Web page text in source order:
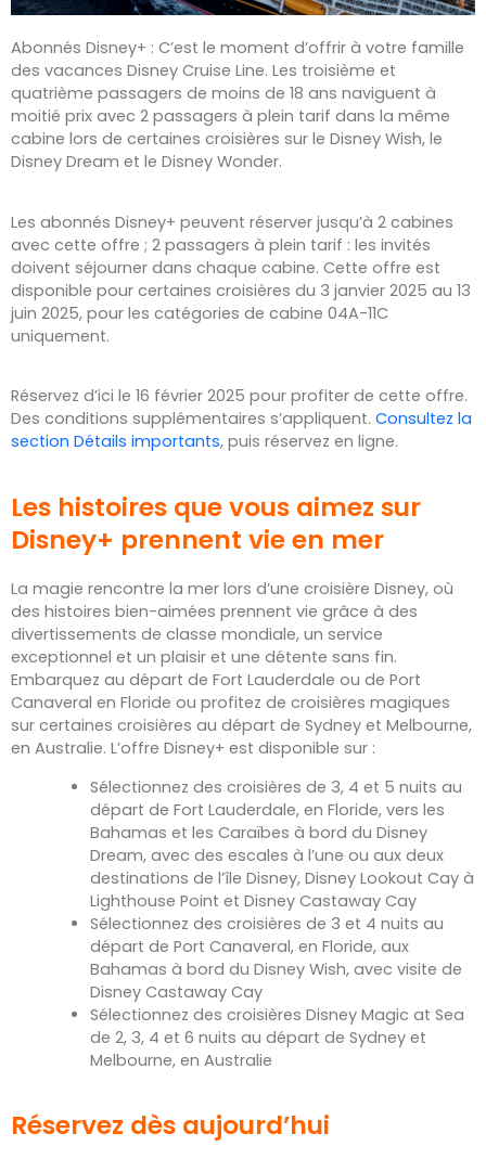
Abonnés Disney+ : C’est le moment d’offrir à votre famille
des vacances Disney Cruise Line. Les troisième et
quatrième passagers de moins de 18 ans naviguent à
moitié prix avec 2 passagers à plein tarif dans la même
cabine lors de certaines croisières sur le Disney Wish, le
Disney Dream et le Disney Wonder.
Les abonnés Disney+ peuvent réserver jusqu’à 2 cabines
avec cette offre ; 2 passagers à plein tarif : les invités
doivent séjourner dans chaque cabine. Cette offre est
disponible pour certaines croisières du 3 janvier 2025 au 13
juin 2025, pour les catégories de cabine 04A-11C
uniquement.
Réservez d’ici le 16 février 2025 pour profiter de cette offre.
Des conditions supplémentaires s’appliquent. Consultez la
section Détails importants, puis réservez en ligne.
Les histoires que vous aimez sur
Disney+ prennent vie en mer
La magie rencontre la mer lors d’une croisière Disney, où
des histoires bien-aimées prennent vie grâce à des
divertissements de classe mondiale, un service
exceptionnel et un plaisir et une détente sans fin.
Embarquez au départ de Fort Lauderdale ou de Port
Canaveral en Floride ou profitez de croisières magiques
sur certaines croisières au départ de Sydney et Melbourne,
en Australie. L’offre Disney+ est disponible sur :
Sélectionnez des croisières de 3, 4 et 5 nuits au
départ de Fort Lauderdale, en Floride, vers les
Bahamas et les Caraïbes à bord du Disney
Dream, avec des escales à l’une ou aux deux
destinations de l’île Disney, Disney Lookout Cay à
Lighthouse Point et Disney Castaway Cay
Sélectionnez des croisières de 3 et 4 nuits au
départ de Port Canaveral, en Floride, aux
Bahamas à bord du Disney Wish, avec visite de
Disney Castaway Cay
Sélectionnez des croisières Disney Magic at Sea
de 2, 3, 4 et 6 nuits au départ de Sydney et
Melbourne, en Australie
Réservez dès aujourd’hui